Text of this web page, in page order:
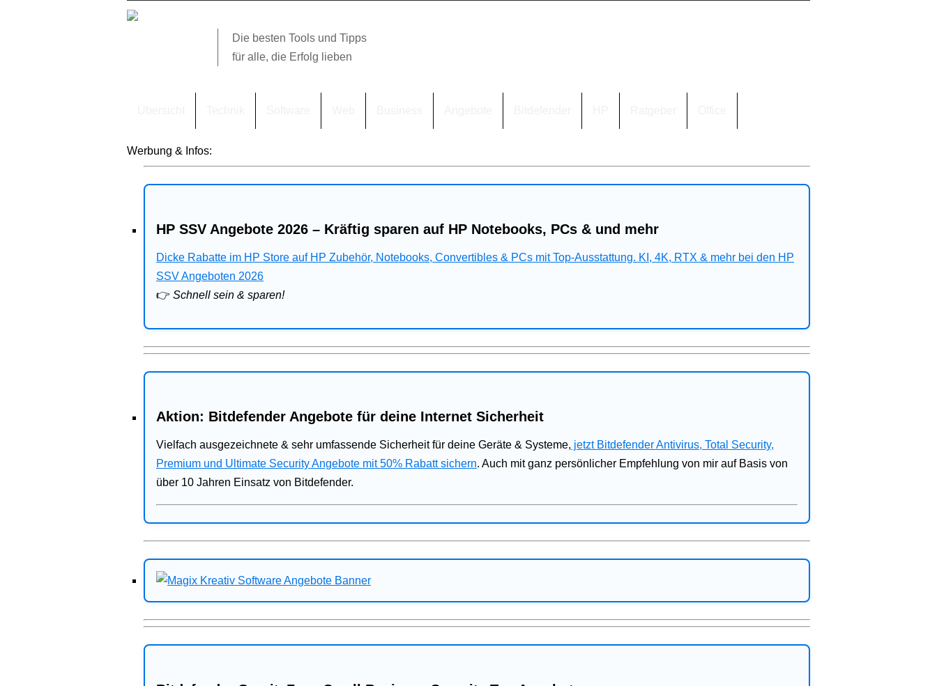
Die besten Tools und Tipps
für alle, die Erfolg lieben
Werbung & Infos:
HP SSV Angebote 2026 – Kräftig sparen auf HP Notebooks, PCs & und mehr
Dicke Rabatte im HP Store auf HP Zubehör, Notebooks, Convertibles & PCs mit Top-Ausstattung. KI, 4K, RTX & mehr bei den HP
SSV Angeboten 2026
👉 Schnell sein & sparen!
Aktion: Bitdefender Angebote für deine Internet Sicherheit
Vielfach ausgezeichnete & sehr umfassende Sicherheit für deine Geräte & Systeme, jetzt Bitdefender Antivirus, Total Security,
Premium und Ultimate Security Angebote mit 50% Rabatt sichern. Auch mit ganz persönlicher Empfehlung von mir auf Basis von
über 10 Jahren Einsatz von Bitdefender.